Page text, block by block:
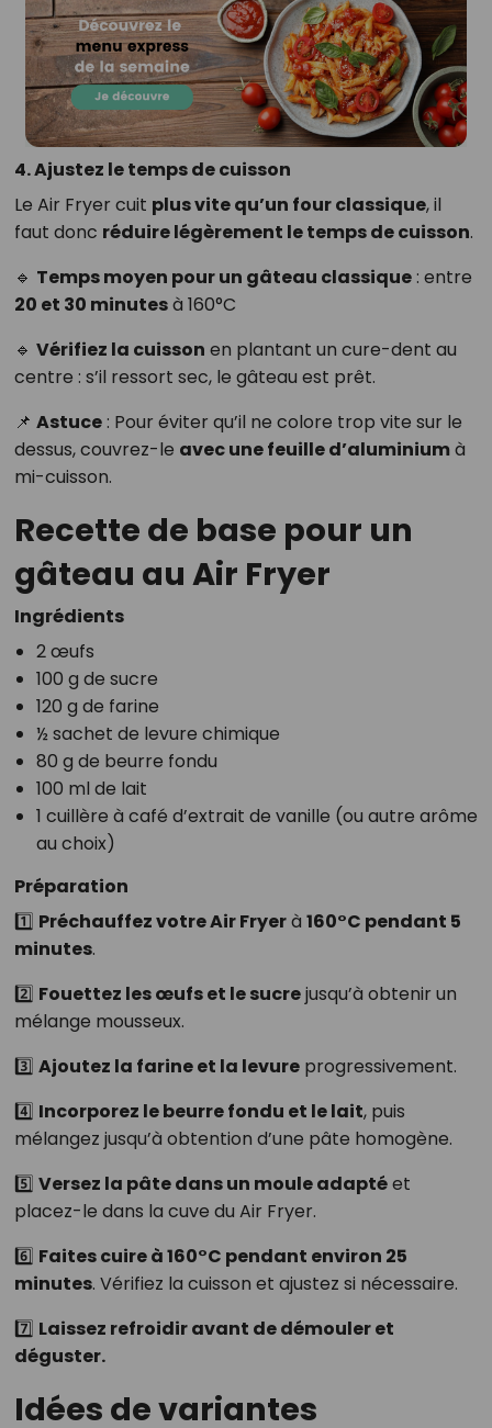
4. Ajustez le temps de cuisson
Le Air Fryer cuit plus vite qu’un four classique, il
faut donc réduire légèrement le temps de cuisson.
🔹 Temps moyen pour un gâteau classique: entre
20 et 30 minutesà 160°C
🔹 Vérifiez la cuisson en plantant un cure-dent au
centre : s’il ressort sec, le gâteau est prêt.
📌 Astuce: Pour éviter qu’il ne colore trop vite sur le
dessus, couvrez-le avec une feuille d’aluminiumà
mi-cuisson.
Recette de base pour un
gâteau au Air Fryer
Ingrédients
2 œufs
100 g de sucre
120 g de farine
½ sachet de levure chimique
80 g de beurre fondu
100 ml de lait
1 cuillère à café d’extrait de vanille (ou autre arôme
au choix)
Préparation
1️⃣ Préchauffez votre Air Fryerà 160°C pendant 5
minutes.
2️⃣ Fouettez les œufs et le sucrejusqu’à obtenir un
mélange mousseux.
3️⃣ Ajoutez la farine et la levureprogressivement.
4️⃣ Incorporez le beurre fondu et le lait, puis
mélangez jusqu’à obtention d’une pâte homogène.
5️⃣ Versez la pâte dans un moule adaptéet
placez-le dans la cuve du Air Fryer.
6️⃣ Faites cuire à 160°C pendant environ 25
minutes. Vérifiez la cuisson et ajustez si nécessaire.
7️⃣ Laissez refroidir avant de démouler et
déguster.
Idées de variantes